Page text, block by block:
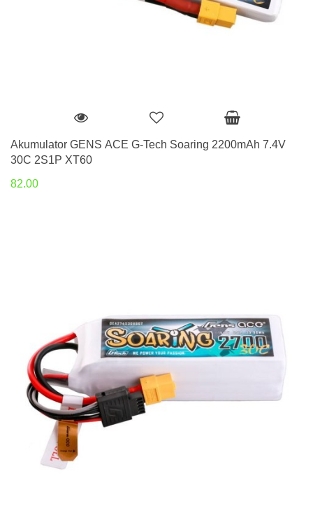
Akumulator GENS ACE G-Tech Soaring 2200mAh 7.4V
30C 2S1P XT60
82.00